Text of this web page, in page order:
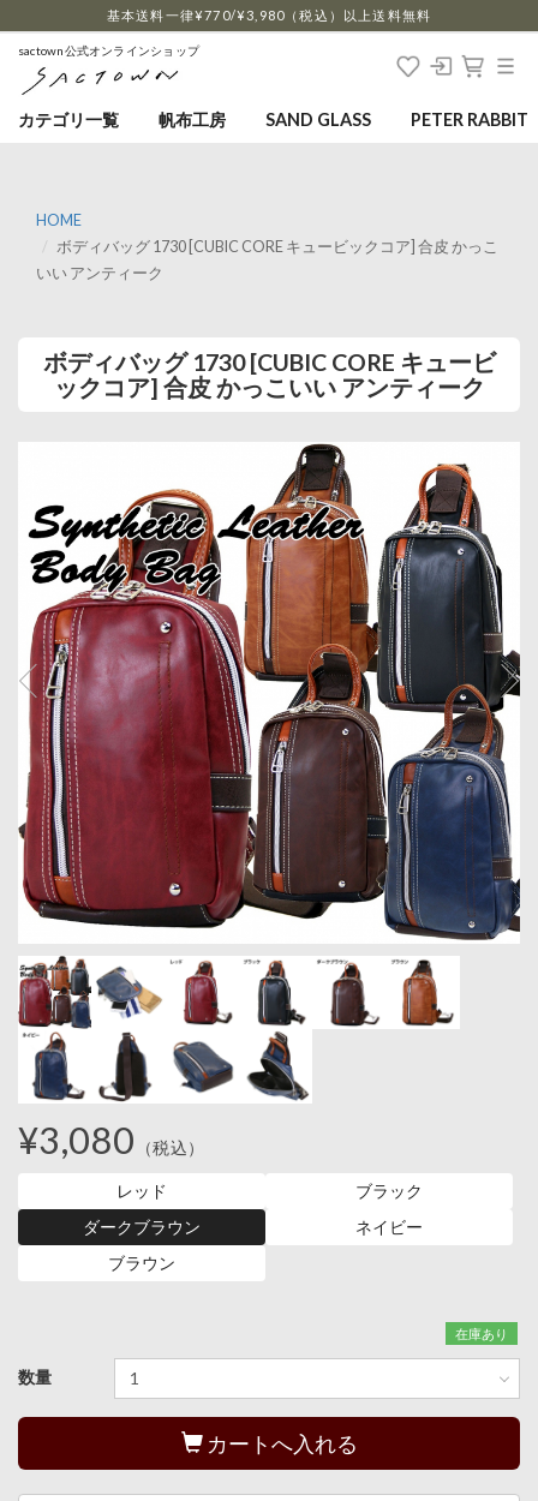
基本送料一律¥770/¥3,980（税込）以上送料無料
sactown公式オンラインショップ
カテゴリ一覧 帆布工房 SAND GLASS PETER RABBIT
HOME
ボディバッグ 1730 [CUBIC CORE キュービックコア] 合皮 かっこ
いい アンティーク
ボディバッグ 1730 [CUBIC CORE キュービ
ックコア] 合皮 かっこいい アンティーク
¥3,080 （税込）
レッド
ブラック
ダークブラウン
ネイビー
ブラウン
在庫あり
数量
カートへ入れる